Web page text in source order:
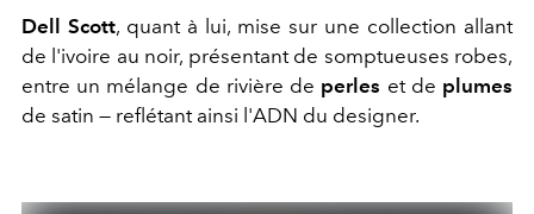
Dell Scott, quant à lui, mise sur une collection allant
de l'ivoire au noir, présentant de somptueuses robes,
entre un mélange de rivière de perles et de plumes
de satin — reflétant ainsi l'ADN du designer.